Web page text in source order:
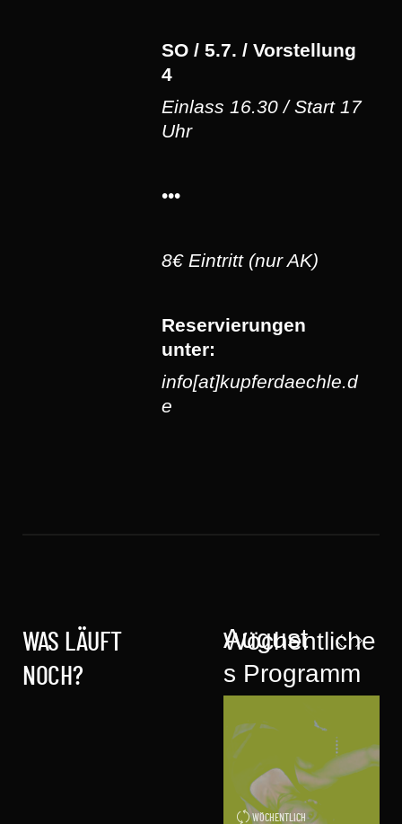
SO / 5.7. / Vorstellung
4
Einlass 16.30 / Start 17
Uhr
•••
8€ Eintritt (nur AK)
Reservierungen
unter:
info[at]kupferdaechle.d
e
WAS LÄUFT
NOCH?
Wöchentliche
s Programm
Workshops &
Events
August
WÖCHENTLICH